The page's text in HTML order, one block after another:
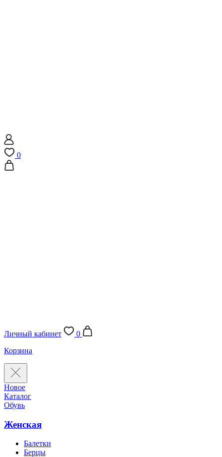
0
Личный кабинет
0
Корзина
Новое
Каталог
Обувь
Женская
Балетки
Берцы